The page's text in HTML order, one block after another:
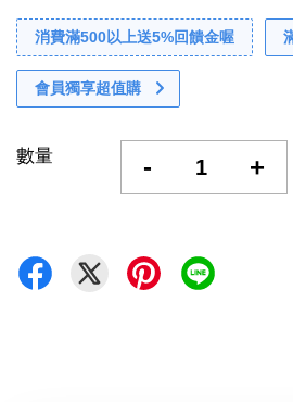
消費滿500以上送5%回饋金喔
會員獨享超值購
數量 - +